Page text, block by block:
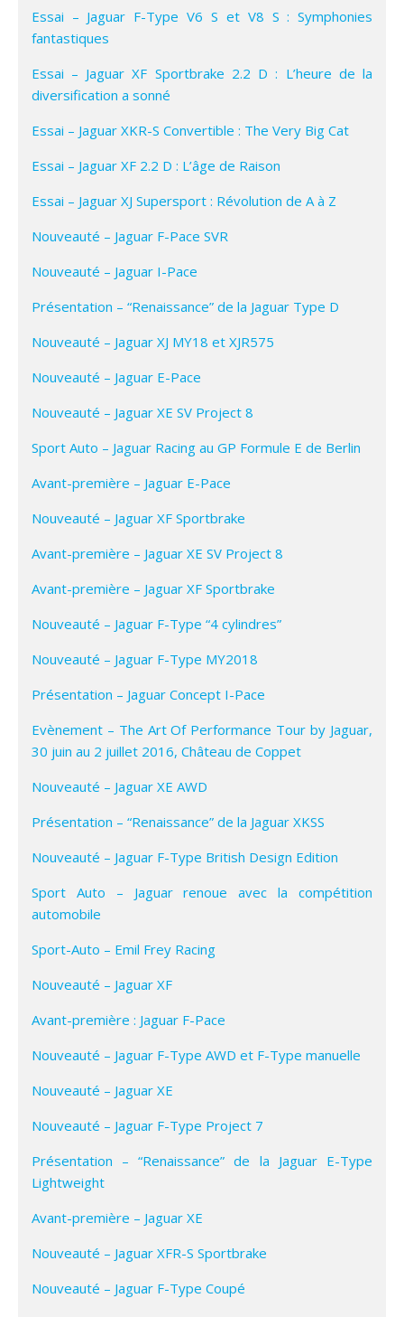
Essai – Jaguar F-Type V6 S et V8 S : Symphonies
fantastiques
Essai – Jaguar XF Sportbrake 2.2 D : L’heure de la
diversification a sonné
Essai – Jaguar XKR-S Convertible : The Very Big Cat
Essai – Jaguar XF 2.2 D : L’âge de Raison
Essai – Jaguar XJ Supersport : Révolution de A à Z
Nouveauté – Jaguar F-Pace SVR
Nouveauté – Jaguar I-Pace
Présentation – “Renaissance” de la Jaguar Type D
Nouveauté – Jaguar XJ MY18 et XJR575
Nouveauté – Jaguar E-Pace
Nouveauté – Jaguar XE SV Project 8
Sport Auto – Jaguar Racing au GP Formule E de Berlin
Avant-première – Jaguar E-Pace
Nouveauté – Jaguar XF Sportbrake
Avant-première – Jaguar XE SV Project 8
Avant-première – Jaguar XF Sportbrake
Nouveauté – Jaguar F-Type “4 cylindres”
Nouveauté – Jaguar F-Type MY2018
Présentation – Jaguar Concept I-Pace
Evènement – The Art Of Performance Tour by Jaguar,
30 juin au 2 juillet 2016, Château de Coppet
Nouveauté – Jaguar XE AWD
Présentation – “Renaissance” de la Jaguar XKSS
Nouveauté – Jaguar F-Type British Design Edition
Sport Auto – Jaguar renoue avec la compétition
automobile
Sport-Auto – Emil Frey Racing
Nouveauté – Jaguar XF
Avant-première : Jaguar F-Pace
Nouveauté – Jaguar F-Type AWD et F-Type manuelle
Nouveauté – Jaguar XE
Nouveauté – Jaguar F-Type Project 7
Présentation – “Renaissance” de la Jaguar E-Type
Lightweight
Avant-première – Jaguar XE
Nouveauté – Jaguar XFR-S Sportbrake
Nouveauté – Jaguar F-Type Coupé